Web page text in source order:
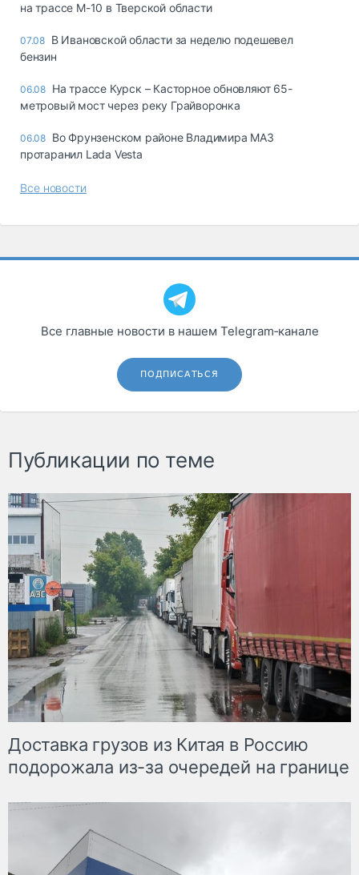
на трассе М-10 в Тверской области
07.08 В Ивановской области за неделю подешевел
бензин
06.08 На трассе Курск – Касторное обновляют 65-
метровый мост через реку Грайворонка
06.08 Во Фрунзенском районе Владимира МАЗ
протаранил Lada Vesta
Все новости
Все главные новости в нашем Telegram‑канале
ПОДПИСАТЬСЯ
Публикации по теме
Доставка грузов из Китая в Россию
подорожала из-за очередей на границе